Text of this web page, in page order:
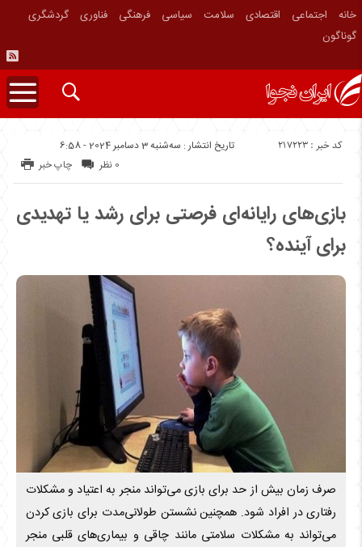
خانه اجتماعی اقتصادی سلامت سیاسی فرهنگی فناوری
گردشگری
گوناگون
تاریخ انتشار : سه‌شنبه 3 دسامبر 2024 - 6:58 کد خبر : 217223
چاپ خبر 0 نظر
بازی‌های رایانه‌ای فرصتی برای رشد یا تهدیدی
برای آینده؟
صرف زمان بیش از حد برای بازی می‌تواند منجر به اعتیاد و مشکلات
رفتاری در افراد شود. همچنین نشستن طولانی‌مدت برای بازی کردن
می‌تواند به مشکلات سلامتی مانند چاقی و بیماری‌های قلبی منجر